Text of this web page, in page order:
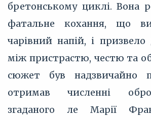
бретонському циклі. Вона
фатальне кохання, що
чарівний напій, і
між пристрастю, честю та
сюжет був надзвичайно
отримав численні
згаданого ле Марії